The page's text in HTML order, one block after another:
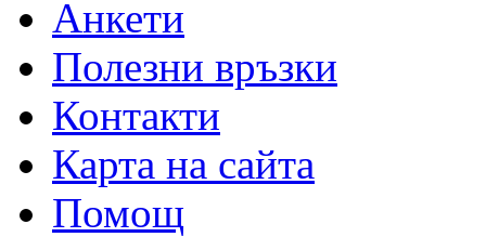
Анкети
Полезни връзки
Контакти
Карта на сайта
Помощ